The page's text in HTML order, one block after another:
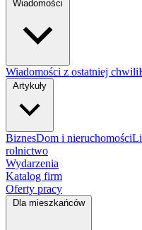
Wiadomości
Wiadomości z ostatniej chwili
Artykuły
BiznesDom i nieruchomości
rolnictwo
Wydarzenia
Katalog firm
Oferty pracy
Dla mieszkańców